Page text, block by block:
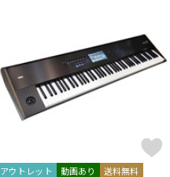
アウトレット 動画あり 送料無料